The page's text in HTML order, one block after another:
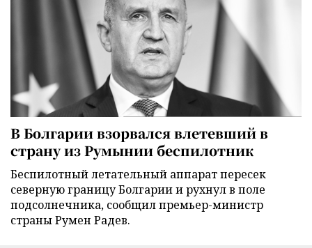
В Болгарии взорвался влетевший в
страну из Румынии беспилотник
Беспилотный летательный аппарат пересек
северную границу Болгарии и рухнул в поле
подсолнечника, сообщил премьер-министр
страны Румен Радев.